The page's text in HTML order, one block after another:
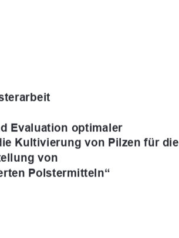
Evaluation optimaler
Kultivierung von Pilzen für die
von
Polstermitteln“